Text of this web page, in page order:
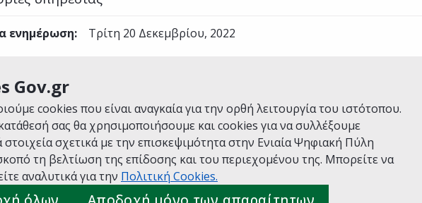
Gov.gr
cookies που είναι αναγκαία για την ορθή λειτουργία του ιστότοπου.
σας θα χρησιμοποιήσουμε και cookies για να συλλέξουμε
στοιχεία σχετικά με την επισκεψιμότητα στην Ενιαία Ψηφιακή Πύλη
τη βελτίωση της επίδοσης και του περιεχομένου της. Μπορείτε να
αναλυτικά για την Πολιτική Cookies.
ενημέρωση: Τρίτη 20 Δεκεμβρίου, 2022
χρήσιμη αυτή η σελίδα;
με το gov.grΌροι ΧρήσηςΠολιτική ΑπορρήτουΔήλωση προσβασιμότητας
Προτάσεις για το gov.gr